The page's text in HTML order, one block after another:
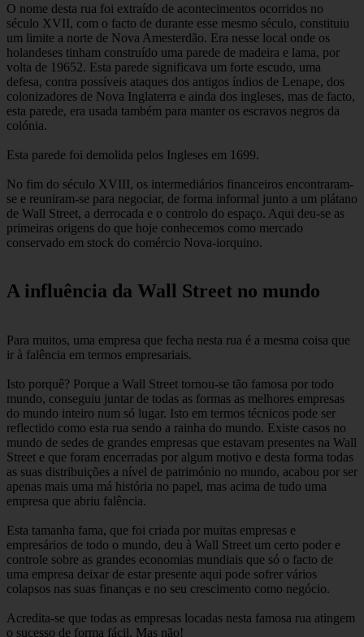
O nome desta rua foi extraído de acontecimentos ocorridos no
século XVII, com o facto de durante esse mesmo século, constituiu
um limite a norte de Nova Amesterdão. Era nesse local onde os
holandeses tinham construído uma parede de madeira e lama, por
volta de 19652. Esta parede significava um forte escudo, uma
defesa, contra possíveis ataques dos antigos índios de Lenape, dos
colonizadores de Nova Inglaterra e ainda dos ingleses, mas de facto,
esta parede, era usada também para manter os escravos negros da
colónia.
Esta parede foi demolida pelos Ingleses em 1699.
No fim do século XVIII, os intermediários financeiros encontraram-
se e reuniram-se para negociar, de forma informal junto a um plátano
de Wall Street, a derrocada e o controlo do espaço. Aqui deu-se as
primeiras origens do que hoje conhecemos como mercado
conservado em stock do comércio Nova-iorquino.
A influência da Wall Street no mundo
Para muitos, uma empresa que fecha nesta rua é a mesma coisa que
ir à falência em termos empresariais.
Isto porquê? Porque a Wall Street tornou-se tão famosa por todo
mundo, conseguiu juntar de todas as formas as melhores empresas
do mundo inteiro num só lugar. Isto em termos técnicos pode ser
reflectido como esta rua sendo a rainha do mundo. Existe casos no
mundo de sedes de grandes empresas que estavam presentes na Wall
Street e que foram encerradas por algum motivo e desta forma todas
as suas distribuições a nível de património no mundo, acabou por ser
apenas mais uma má história no papel, mas acima de tudo uma
empresa que abriu falência.
Esta tamanha fama, que foi criada por muitas empresas e
empresários de todo o mundo, deu à Wall Street um certo poder e
controle sobre as grandes economias mundiais que só o facto de
uma empresa deixar de estar presente aqui pode sofrer vários
colapsos nas suas finanças e no seu crescimento como negócio.
Acredita-se que todas as empresas locadas nesta famosa rua atingem
o sucesso de forma fácil. Mas não!